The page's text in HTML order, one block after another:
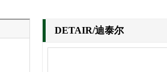
DETAIR/迪泰尔